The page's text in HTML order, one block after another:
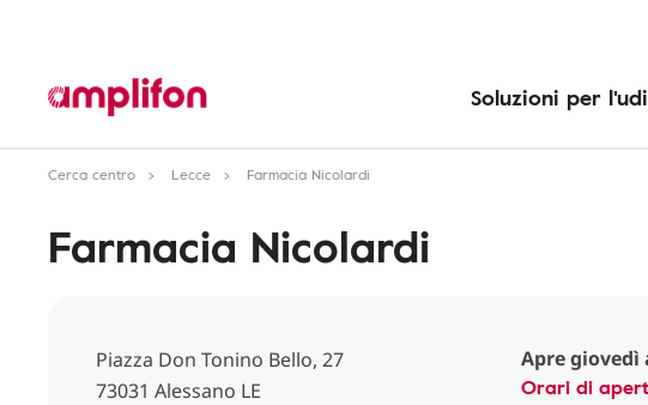
Soluzioni per
Cerca centro Lecce Farmacia Nicolardi
Farmacia Nicolardi
Piazza Don Tonino Bello, 27
73031 Alessano LE
Apre giovedì
Orari di